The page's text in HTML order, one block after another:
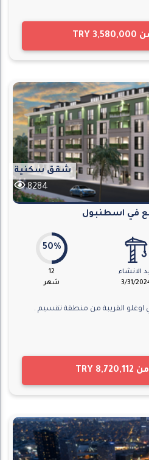
TRY 3,580,000
شقق سكنية
8284
في اسطنبول
الانشاء
3/31/
50%
12
شهر
القريبة من منطقة تقسيم .
من TRY 8,720,112